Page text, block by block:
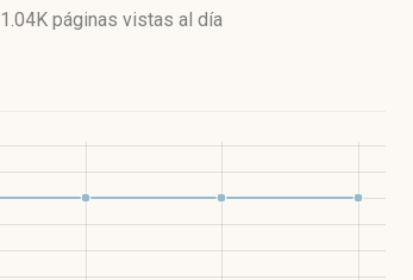
1.04K páginas vistas al día